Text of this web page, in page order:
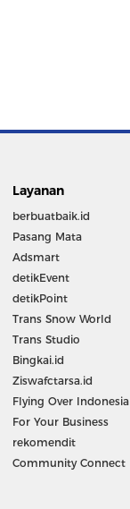
Layanan
berbuatbaik.id
Pasang Mata
Adsmart
detikEvent
detikPoint
Trans Snow World
Trans Studio
Bingkai.id
Ziswafctarsa.id
Flying Over Indonesia
For Your Business
rekomendit
Community Connect